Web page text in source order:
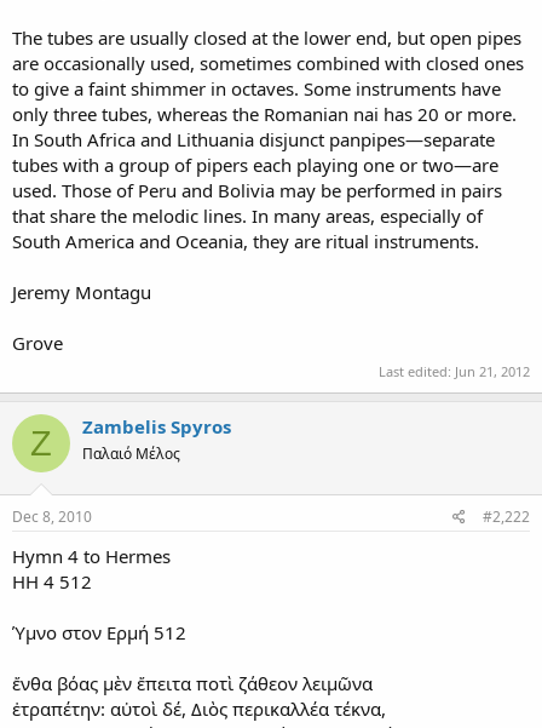
The tubes are usually closed at the lower end, but open pipes
are occasionally used, sometimes combined with closed ones
to give a faint shimmer in octaves. Some instruments have
only three tubes, whereas the Romanian nai has 20 or more.
In South Africa and Lithuania disjunct panpipes—separate
tubes with a group of pipers each playing one or two—are
used. Those of Peru and Bolivia may be performed in pairs
that share the melodic lines. In many areas, especially of
South America and Oceania, they are ritual instruments.
Jeremy Montagu
Grove
Last edited: Jun 21, 2012
Z Zambelis Spyros
Παλαιό Μέλος
Dec 8, 2010 #2,222
Hymn 4 to Hermes
HH 4 512
Ύμνο στον Ερμή 512
ἔνθα βόας μὲν ἔπειτα ποτὶ ζάθεον λειμῶνα
ἐτραπέτην: αὐτοὶ δέ, Διὸς περικαλλέα τέκνα,